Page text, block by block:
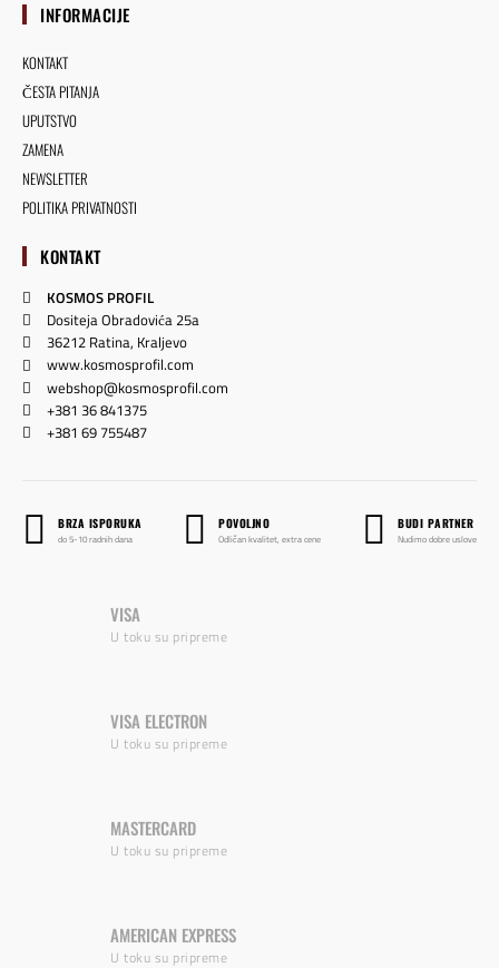
INFORMACIJE
KONTAKT
ČESTA PITANJA
UPUTSTVO
ZAMENA
NEWSLETTER
POLITIKA PRIVATNOSTI
KONTAKT
KOSMOS PROFIL
Dositeja Obradovića 25a
36212 Ratina, Kraljevo
www.kosmosprofil.com
webshop@kosmosprofil.com
+381 36 841375
+381 69 755487
BRZA ISPORUKA
do 5-10 radnih dana
POVOLJNO
Odličan kvalitet, extra cene
BUDI PARTNER
Nudimo dobre uslove
VISA
U toku su pripreme
VISA ELECTRON
U toku su pripreme
MASTERCARD
U toku su pripreme
AMERICAN EXPRESS
U toku su pripreme